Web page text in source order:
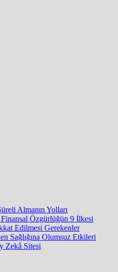
Almanın Yolları
Özgürlüğün 9 İlkesi
Edilmesi Gerekenler
Sağlığına Olumsuz Etkileri
Zekâ Sitesi